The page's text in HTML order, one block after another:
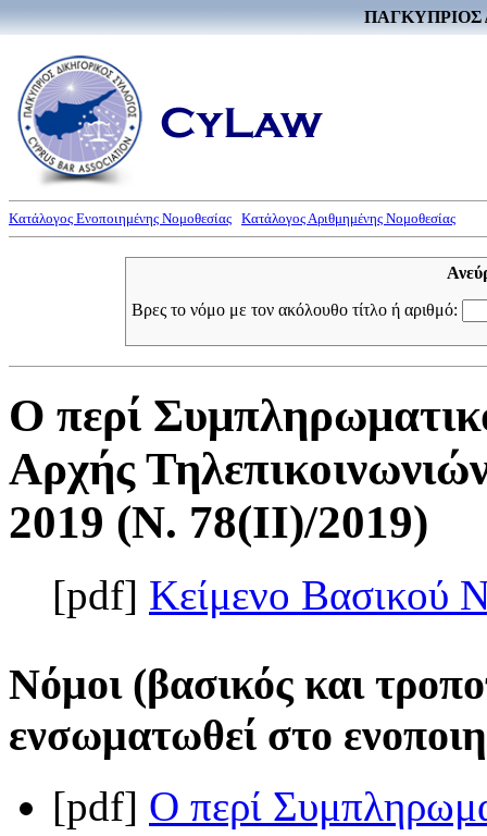
ΠΑΓΚΥΠΡΙΟΣ
Κατάλογος Ενοποιημένης Νομοθεσίας Κατάλογος Αριθμημένης Νομοθεσίας
Βρες το νόμο με τον ακόλουθο τίτλο ή αριθμό:
Ο περί
Αρχής
2019 (Ν. 78(II)/2019)
[pdf] Κείμενο Βασικού
Νόμοι (βασικός και
ενσωματωθεί στο
[pdf] Ο περί